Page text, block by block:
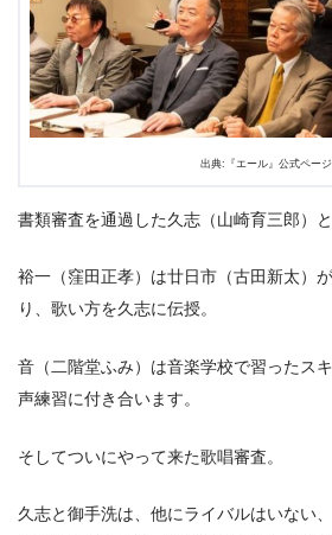
出典:『エール』公式ページ
書類審査を通過した久志（山崎育三郎）
裕一（窪田正孝）は廿日市（古田新太）
り、歌い方を久志に伝授。
音（二階堂ふみ）は音楽学校で習ったス
声練習に付き合います。
そしてついにやって来た歌唱審査。
久志と御手洗は、他にライバルはいない